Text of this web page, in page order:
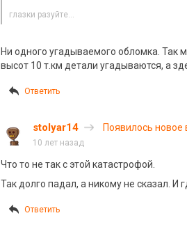
глазки разуйте…
Ни одного угадываемого обломка. Так
высот 10 т.км детали угадываются, а
Ответить
stolyar14 Появилось
10 лет назад
Что то не так с этой катастрофой.
Так долго падал, а никому не сказал. И
Ответить